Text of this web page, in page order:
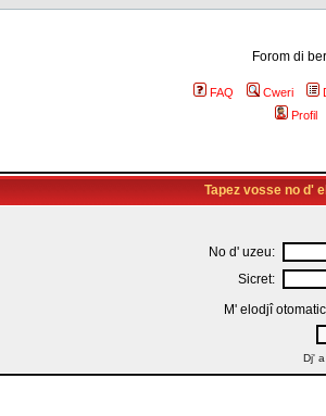
Forom di
FAQ Cweri
Profil
Tapez vosse no d'
No d' uzeu:
Sicret:
M' elodjî
Dj'